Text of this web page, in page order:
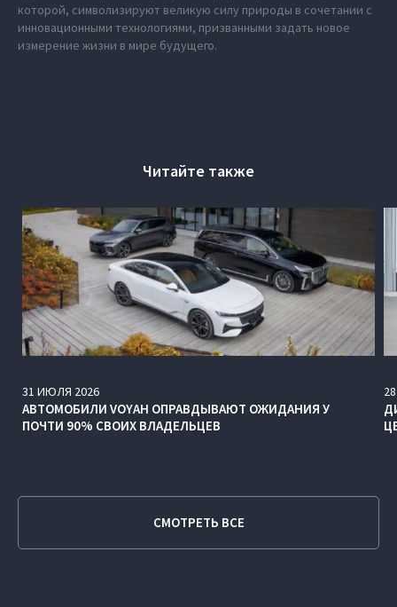
которой, символизируют великую силу природы в сочетании с
инновационными технологиями, призванными задать новое
измерение жизни в мире будущего.
Читайте также
31 ИЮЛЯ 2026
АВТОМОБИЛИ VOYAH ОПРАВДЫВАЮТ ОЖИДАНИЯ У
ПОЧТИ 90% СВОИХ ВЛАДЕЛЬЦЕВ
28
СМОТРЕТЬ ВСЕ